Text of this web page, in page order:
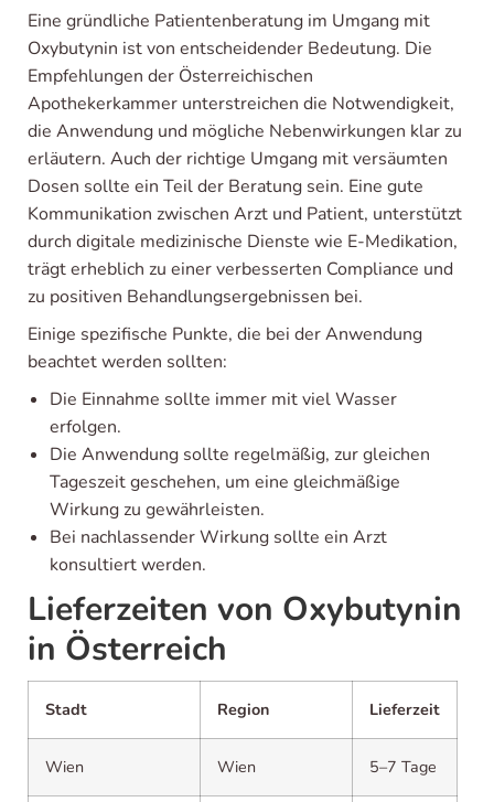
Eine gründliche Patientenberatung im Umgang mit
Oxybutynin ist von entscheidender Bedeutung. Die
Empfehlungen der Österreichischen
Apothekerkammer unterstreichen die Notwendigkeit,
die Anwendung und mögliche Nebenwirkungen klar zu
erläutern. Auch der richtige Umgang mit versäumten
Dosen sollte ein Teil der Beratung sein. Eine gute
Kommunikation zwischen Arzt und Patient, unterstützt
durch digitale medizinische Dienste wie E-Medikation,
trägt erheblich zu einer verbesserten Compliance und
zu positiven Behandlungsergebnissen bei.
Einige spezifische Punkte, die bei der Anwendung
beachtet werden sollten:
Die Einnahme sollte immer mit viel Wasser
erfolgen.
Die Anwendung sollte regelmäßig, zur gleichen
Tageszeit geschehen, um eine gleichmäßige
Wirkung zu gewährleisten.
Bei nachlassender Wirkung sollte ein Arzt
konsultiert werden.
Lieferzeiten von Oxybutynin
in Österreich
Stadt Region Lieferzeit
Wien Wien 5–7 Tage